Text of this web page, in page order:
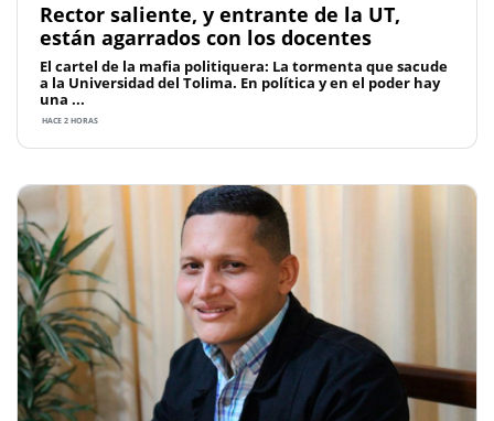
Rector saliente, y entrante de la UT,
están agarrados con los docentes
El cartel de la mafia politiquera: La tormenta que sacude
a la Universidad del Tolima. En política y en el poder hay
una ...
HACE 2 HORAS